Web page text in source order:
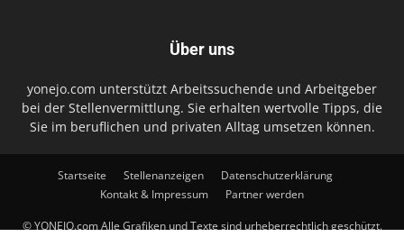
Über uns
yonejo.com unterstützt Arbeitssuchende und Arbeitgeber
bei der Stellenvermittlung. Sie erhalten wertvolle Tipps, die
Sie im beruflichen und privaten Alltag umsetzen können.
Startseite Stellenanzeigen
Datenschutzerklärung
Kontakt & Impressum
Partner werden
© YONEJO.com Alle Grafiken und Texte sind urheberrechtlich geschützt.